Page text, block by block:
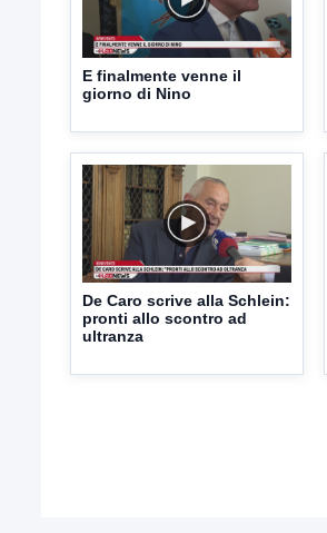
E finalmente venne il
giorno di Nino
De Caro scrive alla Schlein:
pronti allo scontro ad
ultranza